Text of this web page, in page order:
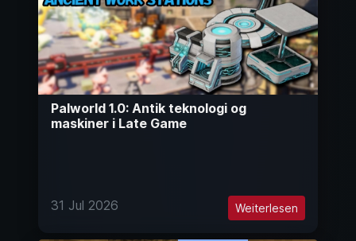
Palworld 1.0: Antik teknologi og
maskiner i Late Game
31 Jul 2026 Weiterlesen